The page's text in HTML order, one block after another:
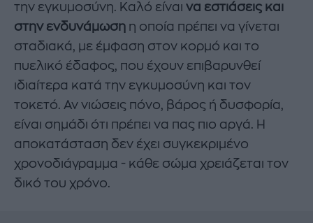
την εγκυμοσύνη. Καλό είναι να εστιάσεις και
στην ενδυνάμωση η οποία πρέπει να γίνεται
σταδιακά, με έμφαση στον κορμό και το
πυελικό έδαφος, που έχουν επιβαρυνθεί
ιδιαίτερα κατά την εγκυμοσύνη και τον
τοκετό. Αν νιώσεις πόνο, βάρος ή δυσφορία,
είναι σημάδι ότι πρέπει να πας πιο αργά. Η
αποκατάσταση δεν έχει συγκεκριμένο
χρονοδιάγραμμα - κάθε σώμα χρειάζεται τον
δικό του χρόνο.